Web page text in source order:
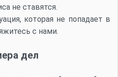
не ставятся.
которая не попадает в
с нами.
дел